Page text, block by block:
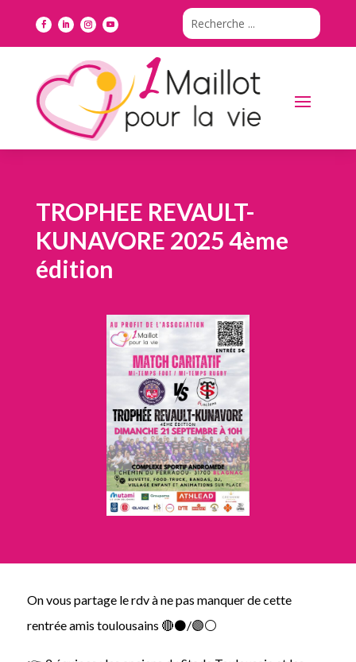
TROPHEE REVAULT-
KUNAVORE 2025 4ème
édition
On vous partage le rdv à ne pas manquer de cette
rentrée amis toulousains 🔴⚫️/🟣⚪️